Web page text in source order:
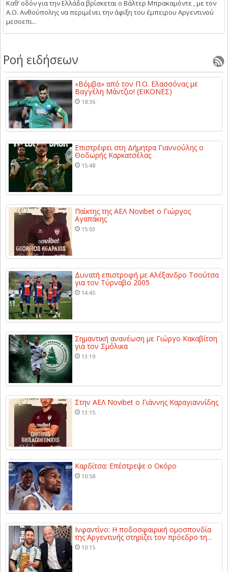
Καθ’ οδόν για την Ελλάδα βρίσκεται ο Βάλτερ Μπρακαμόντε , με τον
Α.Ο. Ανθούπολης να περιμένει την άφιξη του έμπειρου Αργεντινού
μεσοεπι...
Ροή ειδήσεων
«Βόμβα» από τον Π.Ο. Ελασσόνας με
Βαγγέλη Μάντζιο! (ΕΙΚΟΝΕΣ)
18:36
Επιστρέφει στη Δήμητρα Γιαννούλης ο
Θοδωρής Καρκατσέλας
15:48
Παίκτης της ΑΕΛ Novibet ο Γιώργος
Αγαπάκης
15:03
Δυνατή επιστροφή με Αλέξανδρο Τσούτσα
για τον Τύρναβο 2005
14:45
Σημαντική ανανέωση με Γιώργο Κακαβίτση
για τον Σμόλικα
13:19
Στην ΑΕΛ Novibet ο Γιάννης Καραγιαννίδης
13:15
Καρδίτσα: Επέστρεψε ο Οκόρο
10:58
Ινφαντίνο: Η ποδοσφαιρική ομοσπονδία
της Αργεντινής στηρίζει τον πρόεδρο τη...
10:15